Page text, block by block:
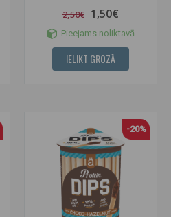
2,50€ 1,50€
Pieejams noliktavā
IELIKT GROZĀ
-20%